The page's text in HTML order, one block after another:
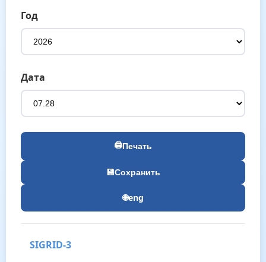
Год
Дата
🖨️Печать
💾Сохранить
🌐eng
SIGRID-3